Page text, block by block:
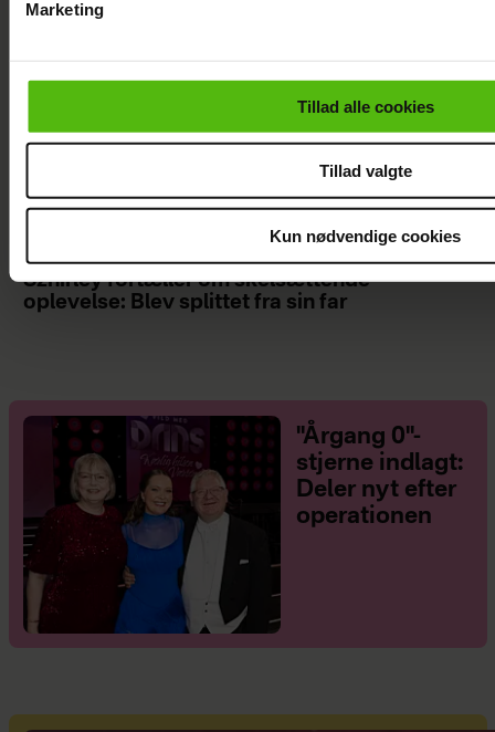
cookiepolitik.
Marketing
Tillad alle cookies
Tillad valgte
Kun nødvendige cookies
Szhirley fortæller om skelsættende
oplevelse: Blev splittet fra sin far
"Årgang 0"-
stjerne indlagt:
Deler nyt efter
operationen